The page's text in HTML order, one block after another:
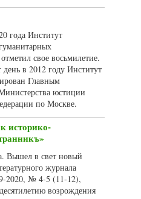
года Институт
свое восьмилетие.
в 2012 году Институт
Главным
юстиции
по Москве.
историко-
Вышел в свет новый
журнала
2020, № 4-5 (11-12),
возрождения